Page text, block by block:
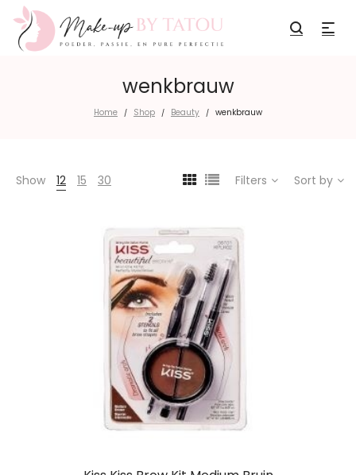
wenkbrauw
Home / Shop / Beauty / wenkbrauw
Show 12 15 30 Filters Sort by